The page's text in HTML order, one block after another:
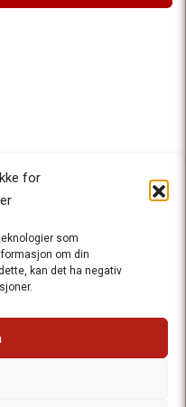
for
som
om din
kan det ha negativ
: Halfdan Wiik |
Vika, 0110 Oslo.